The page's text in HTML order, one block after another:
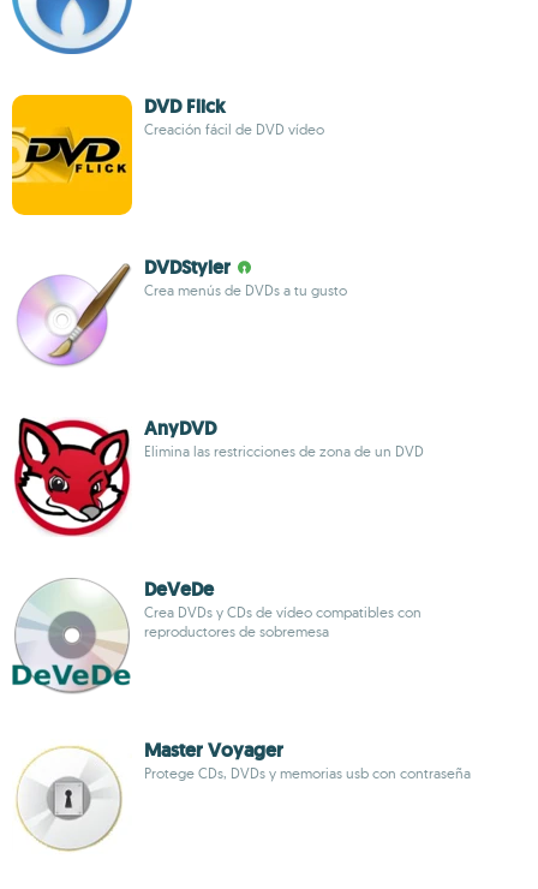
DVD Flick
Creación fácil de DVD vídeo
DVDStyler
Crea menús de DVDs a tu gusto
AnyDVD
Elimina las restricciones de zona de un DVD
DeVeDe
Crea DVDs y CDs de vídeo compatibles con
reproductores de sobremesa
Master Voyager
Protege CDs, DVDs y memorias usb con contraseña